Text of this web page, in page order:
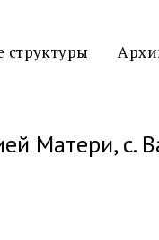
структуры
Матери, с.